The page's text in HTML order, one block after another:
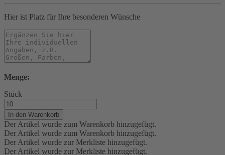
Hier ist Platz für Ihre besonderen Wünsche
Menge:
Stück
In den Warenkorb
Der Artikel wurde zum Warenkorb hinzugefügt.
Der Artikel wurde zum Warenkorb hinzugefügt.
Der Artikel wurde zur Merkliste hinzugefügt.
Der Artikel wurde zur Merkliste hinzugefügt.